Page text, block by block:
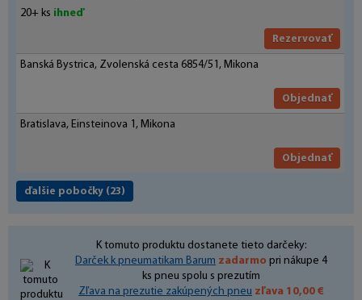
20+ ks ihneď
Rezervovať
Banská Bystrica, Zvolenská cesta 6854/51, Mikona
Objednať
Bratislava, Einsteinova 1, Mikona
Objednať
ďalšie pobočky (23)
K tomuto produktu dostanete tieto darčeky:
Darček k pneumatikam Barum zadarmo pri nákupe 4
ks pneu spolu s prezutím
Zľava na prezutie zakúpených pneu zľava 10,00 €